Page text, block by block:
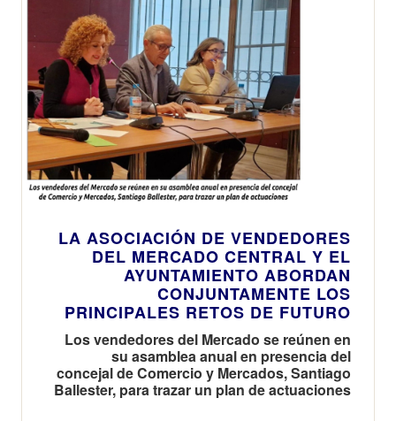
LA ASOCIACIÓN DE VENDEDORES
DEL MERCADO CENTRAL Y EL
AYUNTAMIENTO ABORDAN
CONJUNTAMENTE LOS
PRINCIPALES RETOS DE FUTURO
Los vendedores del Mercado se reúnen en
su asamblea anual en presencia del
concejal de Comercio y Mercados, Santiago
Ballester, para trazar un plan de actuaciones